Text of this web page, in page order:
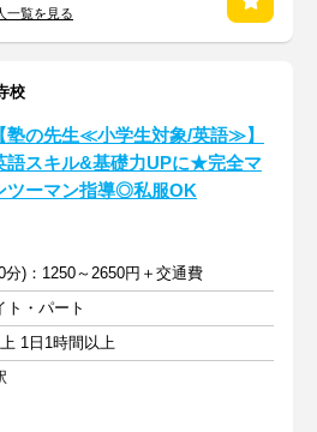
一覧を見る
校
【塾の先生≪小学生対象/英語≫】
語スキル&基礎力UPに★完全マ
ツーマン指導◎私服OK
分)：1250～2650円＋交通費
ト・パート
1日1時間以上